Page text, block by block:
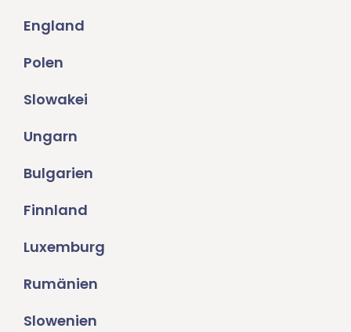
England
Polen
Slowakei
Ungarn
Bulgarien
Finnland
Luxemburg
Rumänien
Slowenien